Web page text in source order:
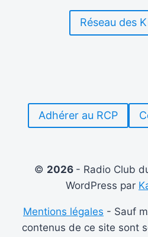
Réseau des
Adhérer au RCP
© 2026 - Radio Club
WordPress par
Mentions légales - Sauf
contenus de ce site sont